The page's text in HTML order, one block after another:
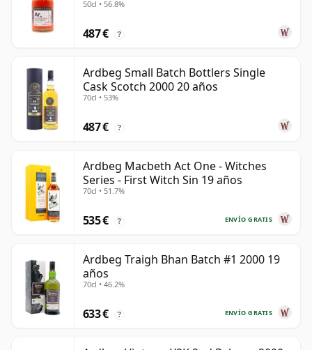
50cl • 56.8%
487 € ?
Ardbeg Small Batch Bottlers Single
Cask Scotch 2000 20 años
70cl • 53%
487 € ?
Ardbeg Macbeth Act One - Witches
Series - First Witch Sin 19 años
70cl • 51.7%
ENVÍO GRATIS
535 € ?
Ardbeg Traigh Bhan Batch #1 2000 19
años
70cl • 46.2%
ENVÍO GRATIS
633 € ?